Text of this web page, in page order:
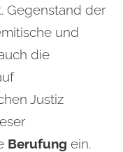
Gegenstand der
und
die
Justiz
Berufung ein.